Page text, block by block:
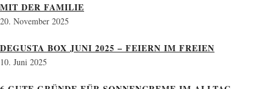
MIT DER FAMILIE
20. November 2025
DEGUSTA BOX JUNI 2025 – FEIERN IM FREIEN
10. Juni 2025